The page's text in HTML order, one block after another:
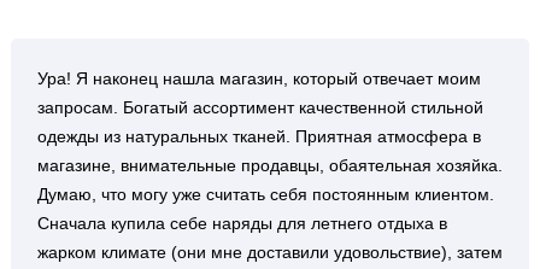
Ура! Я наконец нашла магазин, который отвечает моим
запросам. Богатый ассортимент качественной стильной
одежды из натуральных тканей. Приятная атмосфера в
магазине, внимательные продавцы, обаятельная хозяйка.
Думаю, что могу уже считать себя постоянным клиентом.
Сначала купила себе наряды для летнего отдыха в
жарком климате (они мне доставили удовольствие), затем